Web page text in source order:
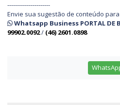
----------------------
Envie sua sugestão de conteúdo
Whatsapp Business PORTAL DE
99902.0092/ (46) 2601.0898